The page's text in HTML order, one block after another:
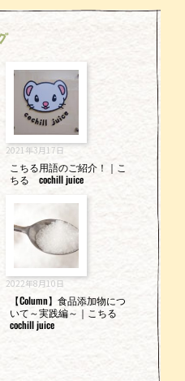
2021年3月17日
こちる用語のご紹介！｜こ
ちる cochill juice
2022年8月10日
【Column】食品添加物につ
いて～実践編～｜こちる
cochill juice